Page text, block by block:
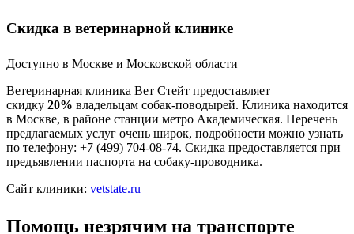
Скидка в ветеринарной клинике
Доступно в Москве и Московской области
Ветеринарная клиника Вет Стейт предоставляет
скидку 20% владельцам собак-поводырей. Клиника находится
в Москве, в районе станции метро Академическая. Перечень
предлагаемых услуг очень широк, подробности можно узнать
по телефону: +7 (499) 704-08-74. Скидка предоставляется при
предъявлении паспорта на собаку-проводника.
Сайт клиники: vetstate.ru
Помощь незрячим на транспорте